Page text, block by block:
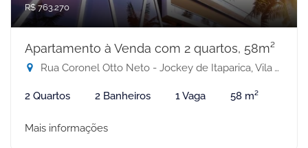
R$ 763.270
Apartamento à Venda com 2 quartos, 58m²
Rua Coronel Otto Neto - Jockey de Itaparica, Vila Velha-ES
2 Quartos 2 Banheiros 1 Vaga 58 m²
Mais informações